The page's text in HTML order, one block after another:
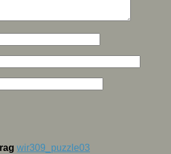
wir309_puzzle03